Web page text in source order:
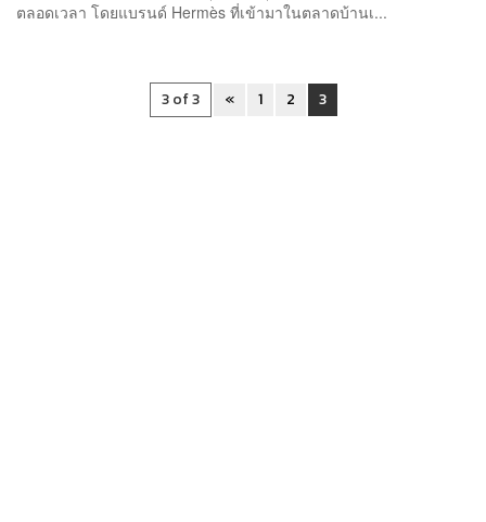
ตลอดเวลา โดยแบรนด์ Hermès ที่เข้ามาในตลาดบ้านเ...
3 of 3 « 1 2 3